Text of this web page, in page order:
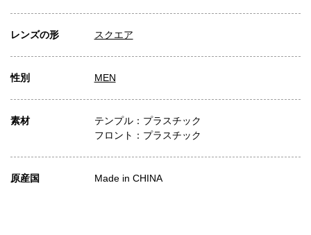
レンズの形 スクエア
性別 MEN
素材
テンプル：プラスチック
フロント：プラスチック
原産国 Made in CHINA